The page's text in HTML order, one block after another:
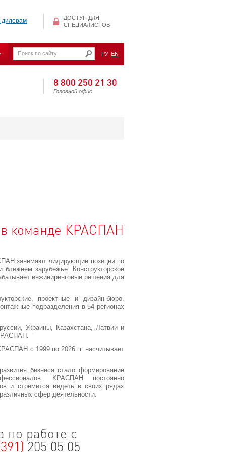
дилерам
ДОСТУП ДЛЯ
СПЕЦИАЛИСТОВ
РУ EN
8 800 250 21 30
Головной офис
в команде КРАСПАН
занимают лидирующие позиции по
зарубежье. Конструкторское
инжиниринговые решения для
проектные и дизайн-бюро,
подразделения в 54 регионах
Украины, Казахстана, Латвии и
с 1999 по 2026 гг. насчитывает
бизнеса стало формирование
КРАСПАН постоянно
и стремится видеть в своих рядах
сфер деятельности.
по работе с
205 05 05